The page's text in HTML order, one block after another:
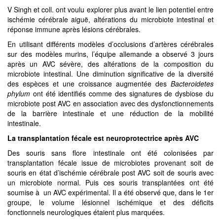
V Singh et coll. ont voulu explorer plus avant le lien potentiel entre
ischémie cérébrale aiguë, altérations du microbiote intestinal et
réponse immune après lésions cérébrales.
En utilisant différents modèles d’occlusions d’artères cérébrales
sur des modèles murins, l’équipe allemande a observé 3 jours
après un AVC sévère, des altérations de la composition du
microbiote intestinal. Une diminution significative de la diversité
des espèces et une croissance augmentée des Bacteroidetes
phylum ont été identifiés comme des signatures de dysbiose du
microbiote post AVC en association avec des dysfonctionnements
de la barrière intestinale et une réduction de la mobilité
intestinale.
La transplantation fécale est neuroprotectrice après AVC
Des souris sans flore intestinale ont été colonisées par
transplantation fécale issue de microbiotes provenant soit de
souris en état d’ischémie cérébrale post AVC soit de souris avec
un microbiote normal. Puis ces souris transplantées ont été
soumise à un AVC expérimental. Il a été observé que, dans le 1er
groupe, le volume lésionnel ischémique et des déficits
fonctionnels neurologiques étaient plus marquées.